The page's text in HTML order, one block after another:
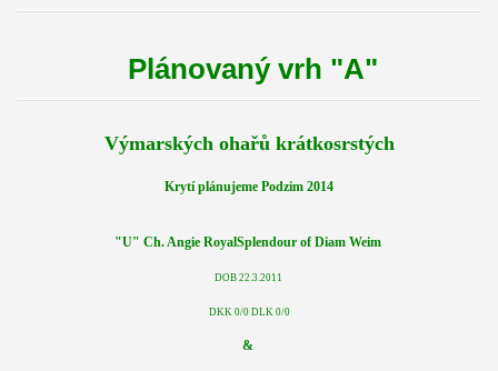
Plánovaný vrh "A"
Výmarských ohařů krátkosrstých
Krytí plánujeme Podzim 2014
"U" Ch. Angie RoyalSplendour of Diam Weim
DOB 22.3.2011
DKK 0/0 DLK 0/0
&